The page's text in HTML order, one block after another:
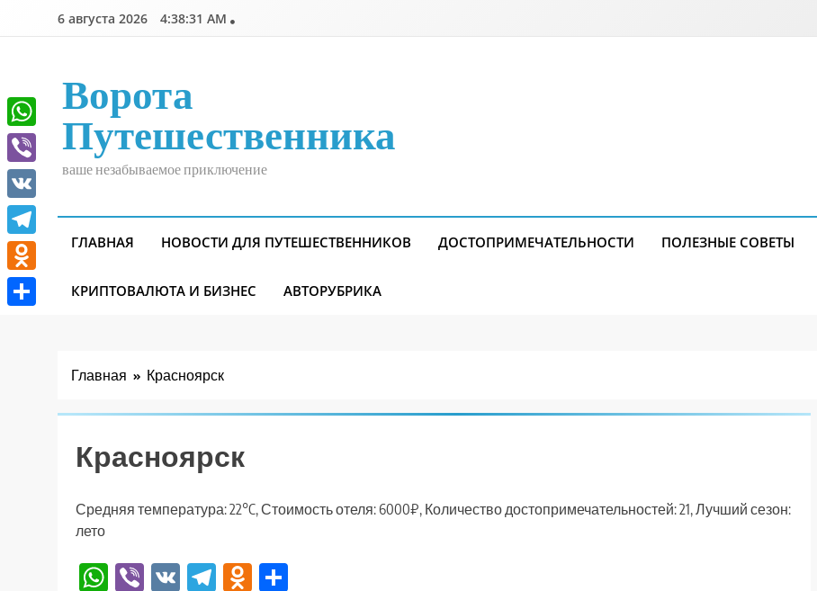
6 августа 2026 4:38:31 AM
Ворота
Путешественника
ваше незабываемое приключение
ГЛАВНАЯ НОВОСТИ ДЛЯ ПУТЕШЕСТВЕННИКОВ ДОСТОПРИМЕЧАТЕЛЬНОСТИ ПОЛЕЗНЫЕ СОВЕТЫ
КРИПТОВАЛЮТА И БИЗНЕС АВТОРУБРИКА
Главная Красноярск
Красноярск
Средняя температура: 22°C, Стоимость отеля: 6000₽, Количество достопримечательностей: 21, Лучший сезон:
лето
WhatsApp
Viber
VK TelegramOdnoklassniki
WhatsApp
Viber
VK
Telegram
Odnoklassniki